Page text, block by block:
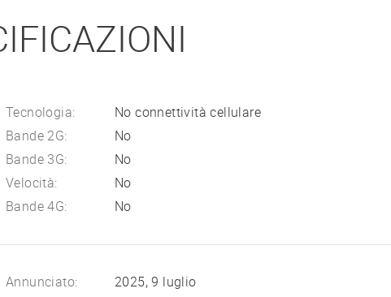
Tecnologia:
No connettività cellulare
Bande 2G:
No
Bande 3G:
No
Velocità:
No
Bande 4G:
No
Annunciato:
2025, 9 luglio